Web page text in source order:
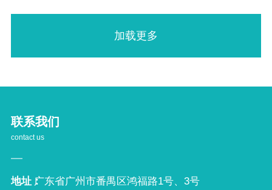
加载更多
联系我们
contact us
地址：广东省广州市番禺区鸿福路1号、3号